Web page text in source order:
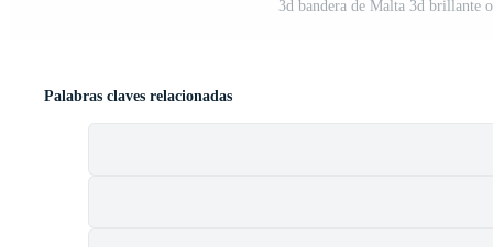
3d bandera de Malta 3d brillante
Palabras claves relacionadas